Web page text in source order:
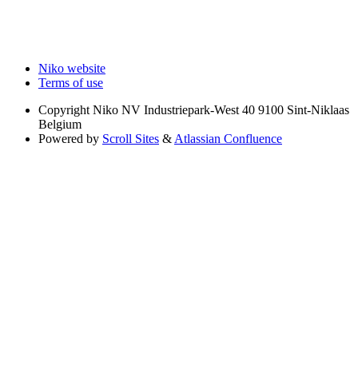
Niko website
Terms of use
Copyright Niko NV Industriepark-West 40 9100 Sint-Niklaas
Belgium
Powered by Scroll Sites &Atlassian Confluence